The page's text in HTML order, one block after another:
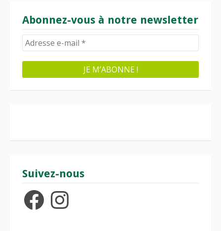
Abonnez-vous à notre newsletter
Suivez-nous
FacebookInstagram